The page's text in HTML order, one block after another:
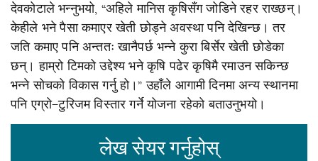
देवकोटाले भन्नुभयो, “अहिले मानिस कृषिसँग जोडिने रहर राख्छन्।
केहीले भने पैसा कमाएर खेती छोड्ने अवस्था पनि देखिन्छ। तर
जति कमाए पनि अन्ततः खानैपर्छ भन्ने कुरा बिर्सेर खेती छोडेका
छन्। हाम्रो टिमको उद्देश्य भने कृषि पढेर कृषिमै रमाउन सकिन्छ
भन्ने सोचको विकास गर्नु हो।” उहाँले आगामी दिनमा अन्य स्थानमा
पनि एग्रो–टुरिजम विस्तार गर्ने योजना रहेको बताउनुभयो।
लेख सेयर गर्नुहोस्